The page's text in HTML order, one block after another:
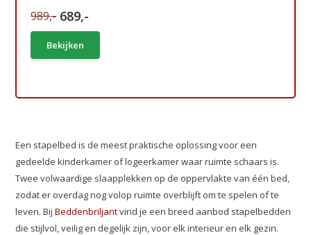
989,- 689,-
Bekijken
Een stapelbed is de meest praktische oplossing voor een
gedeelde kinderkamer of logeerkamer waar ruimte schaars is.
Twee volwaardige slaapplekken op de oppervlakte van één bed,
zodat er overdag nog volop ruimte overblijft om te spelen of te
leven. BijBeddenbriljantvind je een breed aanbod stapelbedden
die stijlvol, veilig en degelijk zijn, voor elk interieur en elk gezin.